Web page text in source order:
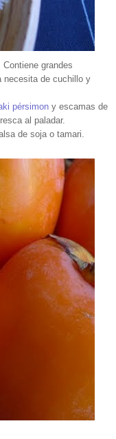
grandes
necesita de cuchillo y
pérsimon y escamas de
al paladar.
de soja o tamari.